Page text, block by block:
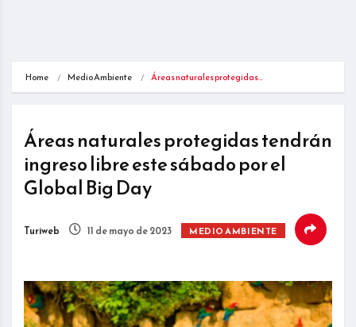
Home Medio Ambiente Áreas naturales protegidas…
Áreas naturales protegidas tendrán
ingreso libre este sábado por el
Global Big Day
Turiweb 11 de mayo de 2023 MEDIO AMBIENTE